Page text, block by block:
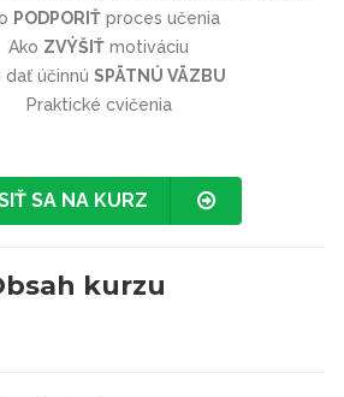
PODPORIŤ proces učenia
Ako ZVÝŠIŤ motiváciu
dať účinnú SPÄTNÚ VÄZBU
Praktické cvičenia
SA NA KURZ
kurzu